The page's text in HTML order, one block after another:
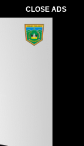
CLOSE ADS